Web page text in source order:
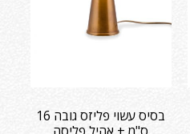
בסיס עשוי פליזס גובה 16